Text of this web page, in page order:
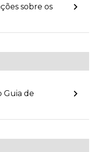
sobre os
keyboard_arrow_right
Guia de
keyboard_arrow_right